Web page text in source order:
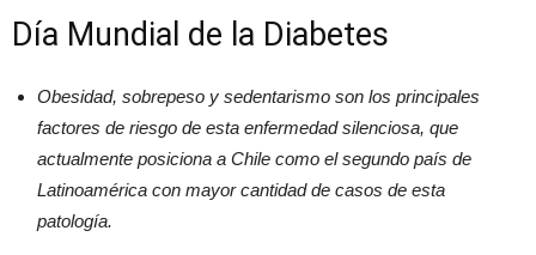
Día Mundial de la Diabetes
Obesidad, sobrepeso y sedentarismo son los principales
factores de riesgo de esta enfermedad silenciosa, que
actualmente posiciona a Chile como el segundo país de
Latinoamérica con mayor cantidad de casos de esta
patología.